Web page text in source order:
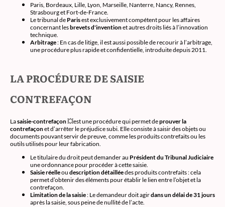
Paris, Bordeaux, Lille, Lyon, Marseille, Nanterre, Nancy, Rennes,
Strasbourg et Fort-de-France.
Le tribunal de Parisest exclusivement compétent pour les affaires
concernant lesbrevets d'inventionet autres droits liés à l’innovation
technique.
Arbitrage: En cas de litige, il est aussi possible de recourir à l’arbitrage,
une procédure plus rapide et confidentielle, introduite depuis 2011.
LA PROCÉDURE DE SAISIE
CONTREFAÇON
Lasaisie-contrefaçon💥est une procédure qui permet deprouver la
contrefaçonet d’arrêter le préjudice subi. Elle consiste à saisir des objets ou
documents pouvant servir de preuve, comme les produits contrefaits ou les
outils utilisés pour leur fabrication.
Le titulaire du droit peut demander au Président du Tribunal Judiciaire
une ordonnance pour procéder à cette saisie.
Saisie réelleou description détailléedes produits contrefaits : cela
permet d’obtenir des éléments pour établir le lien entre l’objet et la
contrefaçon.
Limitation de la saisie: Le demandeur doit agirdans un délai de 31 jours
après la saisie, sous peine de nullité de l’acte.